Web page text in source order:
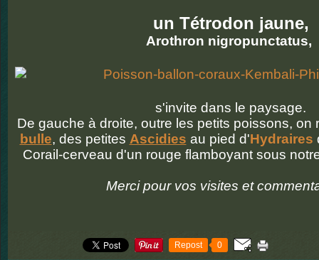
un Tétrodon jaune,
Arothron nigropunctatus,
s'invite dans le paysage.
De gauche à droite, outre les petits poissons,
bulle, des petites Ascidies au pied d'Hydraires
Corail-cerveau d'un rouge flamboyant sous
Merci pour vos visites et
Repost 0